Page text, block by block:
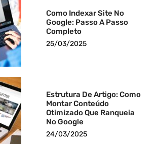
Como Indexar Site No
Google: Passo A Passo
Completo
25/03/2025
Estrutura De Artigo: Como
Montar Conteúdo
Otimizado Que Ranqueia
No Google
24/03/2025